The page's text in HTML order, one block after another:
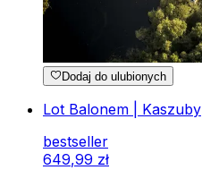
Dodaj do ulubionych
Lot Balonem | Kaszuby
bestseller
649,99 zł